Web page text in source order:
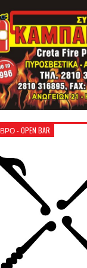
- OPEN BAR